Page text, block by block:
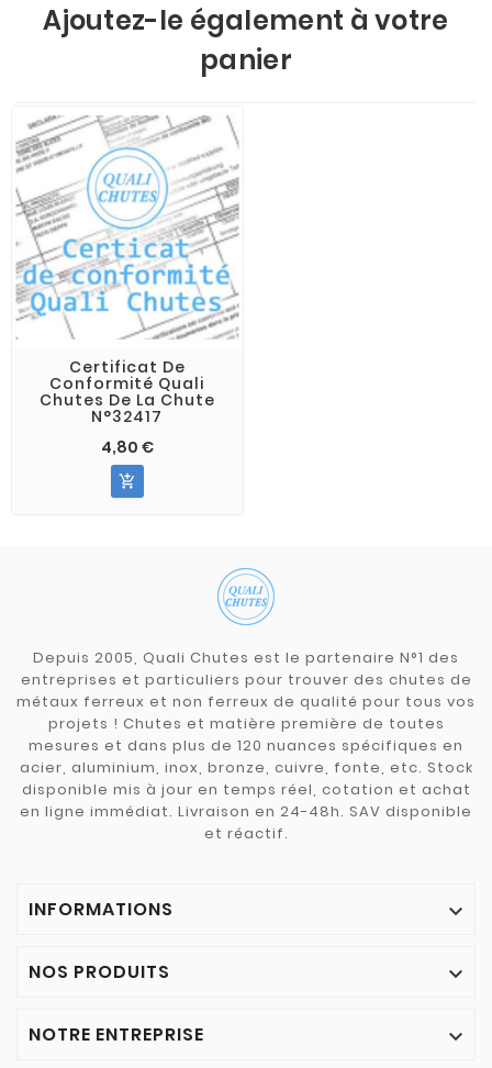
Ajoutez-le également à votre
panier
Certificat De
Conformité Quali
Chutes De La Chute
N°32417
4,80 €

Depuis 2005, Quali Chutes est le partenaire N°1 des
entreprises et particuliers pour trouver des chutes de
métaux ferreux et non ferreux de qualité pour tous vos
projets ! Chutes et matière première de toutes
mesures et dans plus de 120 nuances spécifiques en
acier, aluminium, inox, bronze, cuivre, fonte, etc. Stock
disponible mis à jour en temps réel, cotation et achat
en ligne immédiat. Livraison en 24-48h. SAV disponible
et réactif.
INFORMATIONS 
NOS PRODUITS 
NOTRE ENTREPRISE 